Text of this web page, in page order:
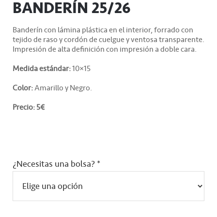
BANDERÍN 25/26
Banderín con lámina plástica en el interior, forrado con
tejido de raso y cordón de cuelgue y ventosa transparente.
Impresión de alta definición con impresión a doble cara.
Medida estándar:10×15
Color:Amarillo y Negro.
Precio: 5€
¿Necesitas una bolsa?*